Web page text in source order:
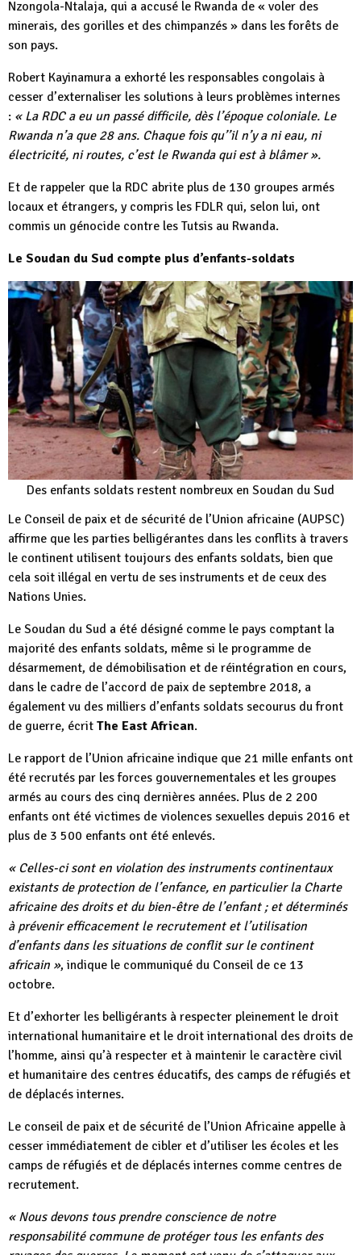
Nzongola-Ntalaja, qui a accusé le Rwanda de « voler des
minerais, des gorilles et des chimpanzés » dans les forêts de
son pays.
Robert Kayinamura a exhorté les responsables congolais à
cesser d’externaliser les solutions à leurs problèmes internes
: « La RDC a eu un passé difficile, dès l’époque coloniale. Le
Rwanda n’a que 28 ans. Chaque fois qu’’il n’y a ni eau, ni
électricité, ni routes, c’est le Rwanda qui est à blâmer ».
Et de rappeler que la RDC abrite plus de 130 groupes armés
locaux et étrangers, y compris les FDLR qui, selon lui, ont
commis un génocide contre les Tutsis au Rwanda.
Le Soudan du Sud compte plus d’enfants-soldats
Des enfants soldats restent nombreux en Soudan du Sud
Le Conseil de paix et de sécurité de l’Union africaine (AUPSC)
affirme que les parties belligérantes dans les conflits à travers
le continent utilisent toujours des enfants soldats, bien que
cela soit illégal en vertu de ses instruments et de ceux des
Nations Unies.
Le Soudan du Sud a été désigné comme le pays comptant la
majorité des enfants soldats, même si le programme de
désarmement, de démobilisation et de réintégration en cours,
dans le cadre de l’accord de paix de septembre 2018, a
également vu des milliers d’enfants soldats secourus du front
de guerre, écrit The East African.
Le rapport de l’Union africaine indique que 21 mille enfants ont
été recrutés par les forces gouvernementales et les groupes
armés au cours des cinq dernières années. Plus de 2 200
enfants ont été victimes de violences sexuelles depuis 2016 et
plus de 3 500 enfants ont été enlevés.
« Celles-ci sont en violation des instruments continentaux
existants de protection de l’enfance, en particulier la Charte
africaine des droits et du bien-être de l’enfant ; et déterminés
à prévenir efficacement le recrutement et l’utilisation
d’enfants dans les situations de conflit sur le continent
africain », indique le communiqué du Conseil de ce 13
octobre.
Et d’exhorter les belligérants à respecter pleinement le droit
international humanitaire et le droit international des droits de
l’homme, ainsi qu’à respecter et à maintenir le caractère civil
et humanitaire des centres éducatifs, des camps de réfugiés et
de déplacés internes.
Le conseil de paix et de sécurité de l’Union Africaine appelle à
cesser immédiatement de cibler et d’utiliser les écoles et les
camps de réfugiés et de déplacés internes comme centres de
recrutement.
« Nous devons tous prendre conscience de notre
responsabilité commune de protéger tous les enfants des